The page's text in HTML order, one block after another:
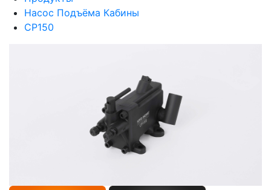
Насос Подъёма Кабины
CP150